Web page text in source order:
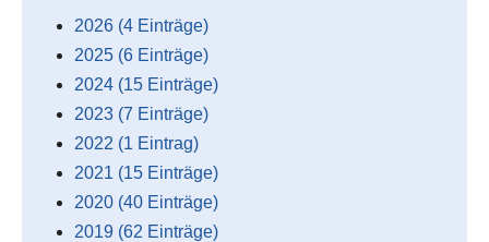
2026 (4 Einträge)
2025 (6 Einträge)
2024 (15 Einträge)
2023 (7 Einträge)
2022 (1 Eintrag)
2021 (15 Einträge)
2020 (40 Einträge)
2019 (62 Einträge)